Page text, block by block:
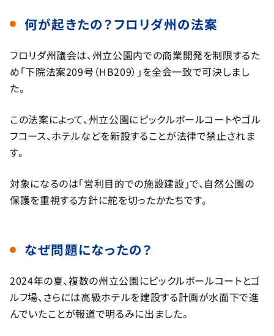
何が起きたの？フロリダ州の法案
フロリダ州議会は、州立公園内での商業開発を制限するた
め「下院法案209号（HB209）」を全会一致で可決しまし
た。
この法案によって、州立公園にピックルボールコートやゴル
フコース、ホテルなどを新設することが法律で禁止されま
す。
対象になるのは「営利目的での施設建設」で、自然公園の
保護を重視する方針に舵を切ったかたちです。
なぜ問題になったの？
2024年の夏、複数の州立公園にピックルボールコートとゴ
ルフ場、さらには高級ホテルを建設する計画が水面下で進
んでいたことが報道で明るみに出ました。